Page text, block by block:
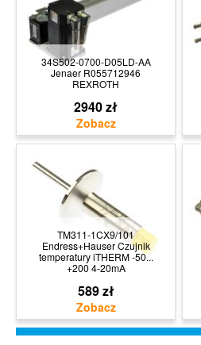
34S502-0700-D05LD-AA
Jenaer R055712946
REXROTH
2940 zł
TM311-1CX9/101
Endress+Hauser Czujnik
temperatury iTHERM -50...
+200 4-20mA
589 zł